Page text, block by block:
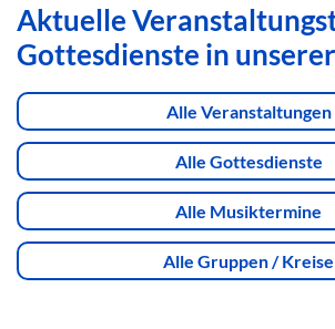
Aktuelle
Gottesdienste in
Alle Veranstaltungen
Alle Gottesdienste
Alle Musiktermine
Alle Gruppen / Kreise